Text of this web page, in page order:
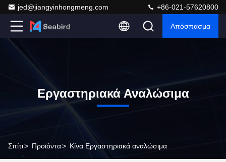
jed@jiangyinhongmeng.com +86-021-57620800
Απόσπασμα
Εργαστηριακά Αναλώσιμα
Σπίτι> Προϊόντα> Κίνα Εργαστηριακά αναλώσιμα